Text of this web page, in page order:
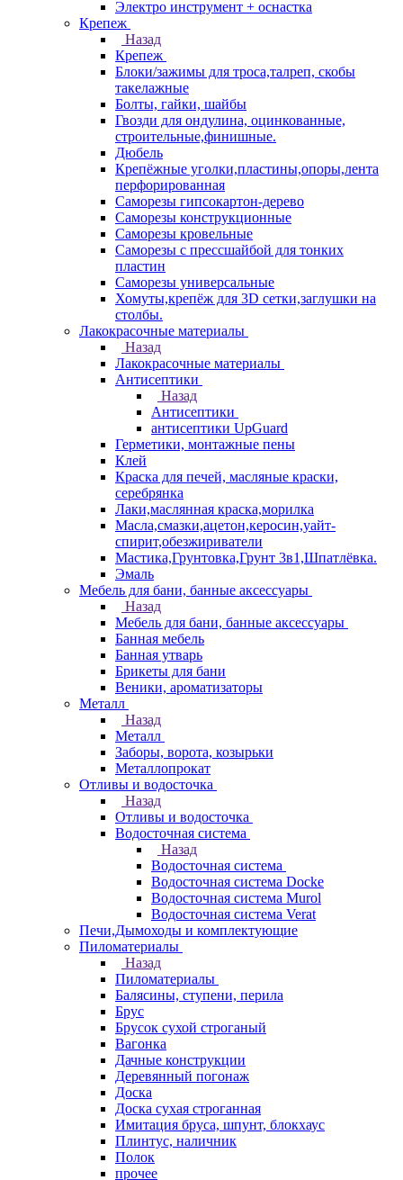
Электро инструмент + оснастка
Крепеж
Назад
Крепеж
Блоки/зажимы для троса,талреп, скобы
такелажные
Болты, гайки, шайбы
Гвозди для ондулина, оцинкованные,
строительные,финишные.
Дюбель
Крепёжные уголки,пластины,опоры,лента
перфорированная
Саморезы гипсокартон-дерево
Саморезы конструкционные
Саморезы кровельные
Саморезы с прессшайбой для тонких
пластин
Саморезы универсальные
Хомуты,крепёж для 3D сетки,заглушки на
столбы.
Лакокрасочные материалы
Назад
Лакокрасочные материалы
Антисептики
Назад
Антисептики
антисептики UpGuard
Герметики, монтажные пены
Клей
Краска для печей, масляные краски,
серебрянка
Лаки,маслянная краска,морилка
Масла,смазки,ацетон,керосин,уайт-
спирит,обезжириватели
Мастика,Грунтовка,Грунт 3в1,Шпатлёвка.
Эмаль
Мебель для бани, банные аксессуары
Назад
Мебель для бани, банные аксессуары
Банная мебель
Банная утварь
Брикеты для бани
Веники, ароматизаторы
Металл
Назад
Металл
Заборы, ворота, козырьки
Металлопрокат
Отливы и водосточка
Назад
Отливы и водосточка
Водосточная система
Назад
Водосточная система
Водосточная система Docke
Водосточная система Murol
Водосточная система Verat
Печи,Дымоходы и комплектующие
Пиломатериалы
Назад
Пиломатериалы
Балясины, ступени, перила
Брус
Брусок сухой строганый
Вагонка
Дачные конструкции
Деревянный погонаж
Доска
Доска сухая строганная
Имитация бруса, шпунт, блокхаус
Плинтус, наличник
Полок
прочее